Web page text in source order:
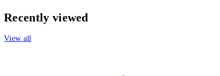
Recently viewed
View all